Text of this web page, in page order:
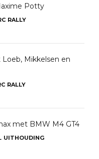
Potty
RALLY
Mikkelsen en
RALLY
met BMW M4 GT4
UITHOUDING